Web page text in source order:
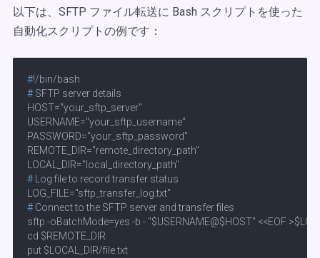
以下は、SFTP ファイル転送に Bash スクリプトを使った
自動化スクリプトの例です：
#!/bin/bash
# SFTP server details
HOST="your_sftp_server"
USERNAME="your_sftp_username"
PASSWORD="your_sftp_password"
REMOTE_DIR="remote_directory_path"
#
Log file to record transfer status
# Connect to the SFTP server and transfer files
sftp -oBatchMode=yes -b - "$USERNAME@$HOST" <<EOF
cd $REMOTE_DIR
put $LOCAL_DIR/file.txt